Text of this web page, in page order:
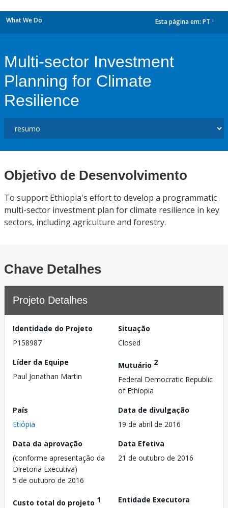
What We Do Esta página em: PT
Multi-sector Investment
Planning for Climate
Resilience
Objetivo de Desenvolvimento
To support Ethiopia's effort to develop a programmatic
multi-sector investment plan for climate resilience in key
sectors, including agriculture and forestry.
Chave Detalhes
Projeto Detalhes
Identidade do Projeto
P158987
Situação
Closed
Líder da Equipe
Paul Jonathan Martin
Mutuário 2
Federal Democratic Republic
of Ethiopia
País
Etiópia
Data de divulgação
19 de abril de 2016
Data da aprovação
(conforme apresentação da
Diretoria Executiva)
5 de outubro de 2016
Data Efetiva
21 de outubro de 2016
Custo total do projeto 1
Entidade Executora